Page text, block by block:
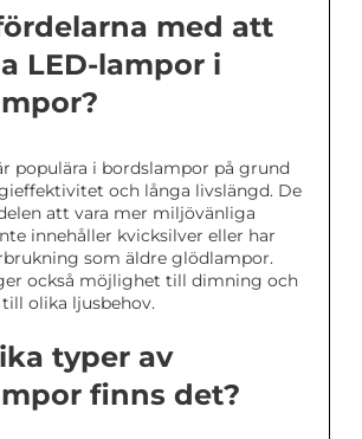
med att
LED-lampor i
populära i bordslampor på grund
och långa livslängd. De
att vara mer miljövänliga
innehåller kvicksilver eller har
som äldre glödlampor.
också möjlighet till dimning och
till olika ljusbehov.
typer av
finns det?